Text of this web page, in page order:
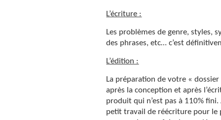
L’écriture :
Les problèmes de genre, styles,
des phrases, etc… c’est
L’édition :
La préparation de votre «
après la conception et après
produit qui n’est pas à 110%
petit travail de réécriture pour le